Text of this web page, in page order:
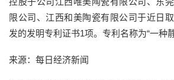
限公司、江西和美陶瓷有限公司于近日
发的发明专利证书1项。专利名称为“一种
来源：每日经济新闻